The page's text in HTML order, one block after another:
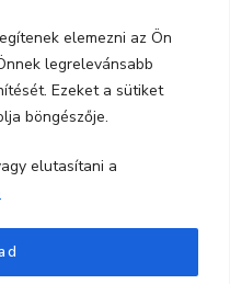
elemezni az Ön
legrelevánsabb
Ezeket a sütiket
böngészője.
elutasítani a